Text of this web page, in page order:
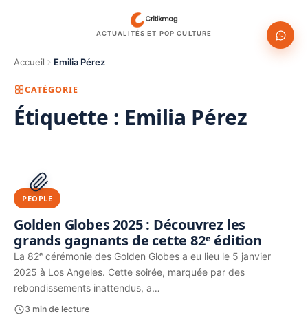
ACTUALITÉS ET POP CULTURE
Accueil Emilia Pérez
CATÉGORIE
Étiquette : Emilia Pérez
PUBLICITÉ
PEOPLE
Golden Globes 2025 : Découvrez les
grands gagnants de cette 82ᵉ édition
La 82ᵉ cérémonie des Golden Globes a eu lieu le 5 janvier
2025 à Los Angeles. Cette soirée, marquée par des
rebondissements inattendus, a…
3 min de lecture